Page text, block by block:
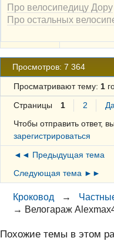
Про велосипедицу Дору
Про остальных
Просмотров: 7 364
Просматривают тему: 1
Страницы 1 2
Чтобы отправить ответ,
зарегистрироваться
◄◄ Предыдущая тема
Следующая тема ►►
Кроковод →
→ Велогараж
Похожие темы в этом